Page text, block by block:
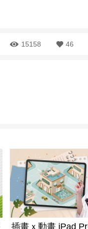
15158 46
插畫ｘ動畫 iPad